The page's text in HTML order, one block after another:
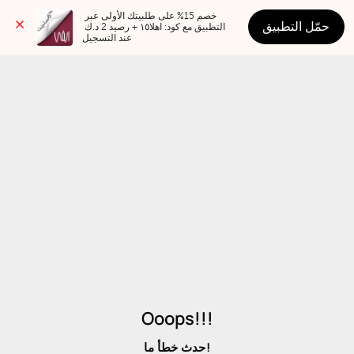
عند التسجيل
حمّل التطبيق
Ooops!!!
حدث خطأ ما!